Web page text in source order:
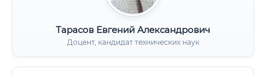
Тарасов Евгений Александрович
Доцент, кандидат технических наук